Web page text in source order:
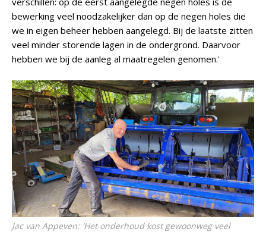
bewerking veel noodzakelijker dan op de negen holes die
we in eigen beheer hebben aangelegd. Bij de laatste zitten
veel minder storende lagen in de ondergrond. Daarvoor
hebben we bij de aanleg al maatregelen genomen.'
Jac van Appeven: 'Het onderhoud kost gewoonweg veel